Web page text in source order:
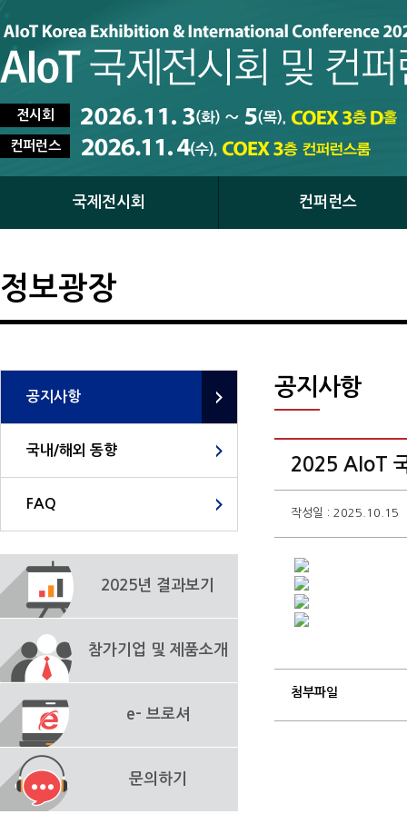
전시회
컨퍼런스
국제전시회 컨퍼런스
정보광장
공지사항
국내/해외 동향
FAQ
2025년 결과보기
참가기업 및 제품소개
e- 브로셔
문의하기
공지사항
2025 AIoT
작성일 : 2025.10.15
첨부파일